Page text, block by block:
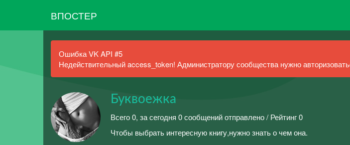
ВПОСТЕР
Ошибка VK API #5
Недействительный access_token! Администратору сообщества нужно
Буквоежка
Всего 0, за сегодня 0 сообщений отправлено / Рейтинг 0
Чтобы выбрать интересную книгу,нужно знать о чем она.